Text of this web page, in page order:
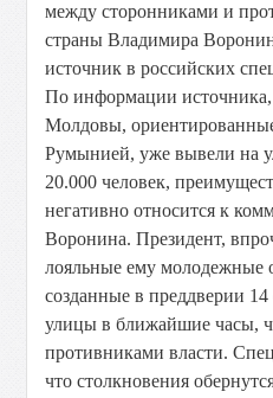
между сторонниками и
страны Владимира
источник в российских
По информации
Молдовы,
Румынией, уже вывели на
20.000 человек,
негативно относится к
Воронина. Президент,
лояльные ему молодежные
созданные в преддверии
улицы в ближайшие часы,
противниками власти.
что столкновения